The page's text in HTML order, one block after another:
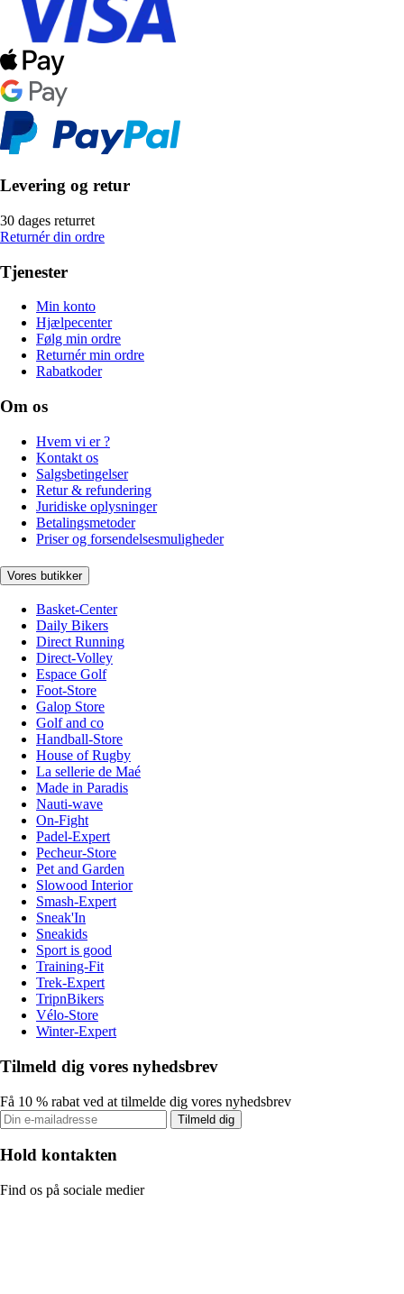
Levering og retur
30 dages returret
Returnér din ordre
Tjenester
Min konto
Hjælpecenter
Følg min ordre
Returnér min ordre
Rabatkoder
Om os
Hvem vi er ?
Kontakt os
Salgsbetingelser
Retur & refundering
Juridiske oplysninger
Betalingsmetoder
Priser og forsendelsesmuligheder
Vores butikker
Basket-Center
Daily Bikers
Direct Running
Direct-Volley
Espace Golf
Foot-Store
Galop Store
Golf and co
Handball-Store
House of Rugby
La sellerie de Maé
Made in Paradis
Nauti-wave
On-Fight
Padel-Expert
Pecheur-Store
Pet and Garden
Slowood Interior
Smash-Expert
Sneak'In
Sneakids
Sport is good
Training-Fit
Trek-Expert
TripnBikers
Vélo-Store
Winter-Expert
Tilmeld dig vores nyhedsbrev
Få 10 % rabat ved at tilmelde dig vores nyhedsbrev
Tilmeld dig
Hold kontakten
Find os på sociale medier